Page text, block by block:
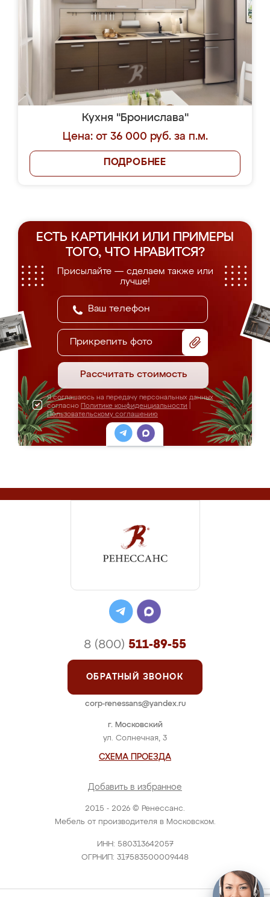
Кухня "Бронислава"
Цена: от 36 000 руб. за п.м.
ПОДРОБНЕЕ
ЕСТЬ КАРТИНКИ ИЛИ ПРИМЕРЫ
ТОГО, ЧТО НРАВИТСЯ?
Присылайте — сделаем также или
лучше!
Прикрепить фото
Рассчитать стоимость
Я соглашаюсь на передачу персональных данных
согласно Политике конфиденциальности
Пользовательскому соглашению
2015 - 2026 © Ренессанс.
Мебель от производителя в Московском.
ИНН: 580313642057
ОГРНИП: 317583500009448
г. Московский
ул. Солнечная, 3
СХЕМА ПРОЕЗДА
Добавить в избранное
8 (800) 511-89-55
ОБРАТНЫЙ ЗВОНОК
corp-renessans@yandex.ru